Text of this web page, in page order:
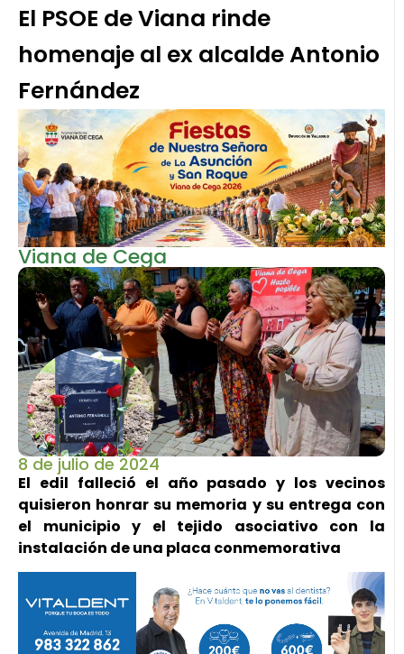
El PSOE de Viana rinde
homenaje al ex alcalde Antonio
Fernández
Viana de Cega
8 de julio de 2024
El edil falleció el año pasado y los vecinos
quisieron honrar su memoria y su entrega con
el municipio y el tejido asociativo con la
instalación de una placa conmemorativa